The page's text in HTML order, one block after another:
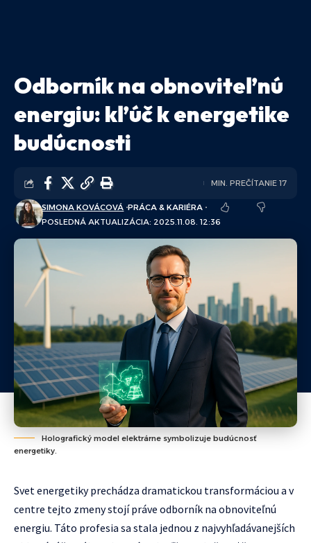
Odborník na obnoviteľnú
energiu: kľúč k energetike
budúcnosti
POSLEDNÁ AKTUALIZÁCIA: 2025.11.08. 12:36
SIMONA KOVÁCOVÁ PRÁCA & KARIÉRA
MIN. PREČÍTANIE 17
Holografický model elektrárne symbolizuje budúcnosť
energetiky.
Svet energetiky prechádza dramatickou transformáciou a v
centre tejto zmeny stojí práve odborník na obnoviteľnú
energiu. Táto profesia sa stala jednou z najvyhľadávanejších